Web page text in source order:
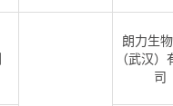
朗力生
（武汉）
司